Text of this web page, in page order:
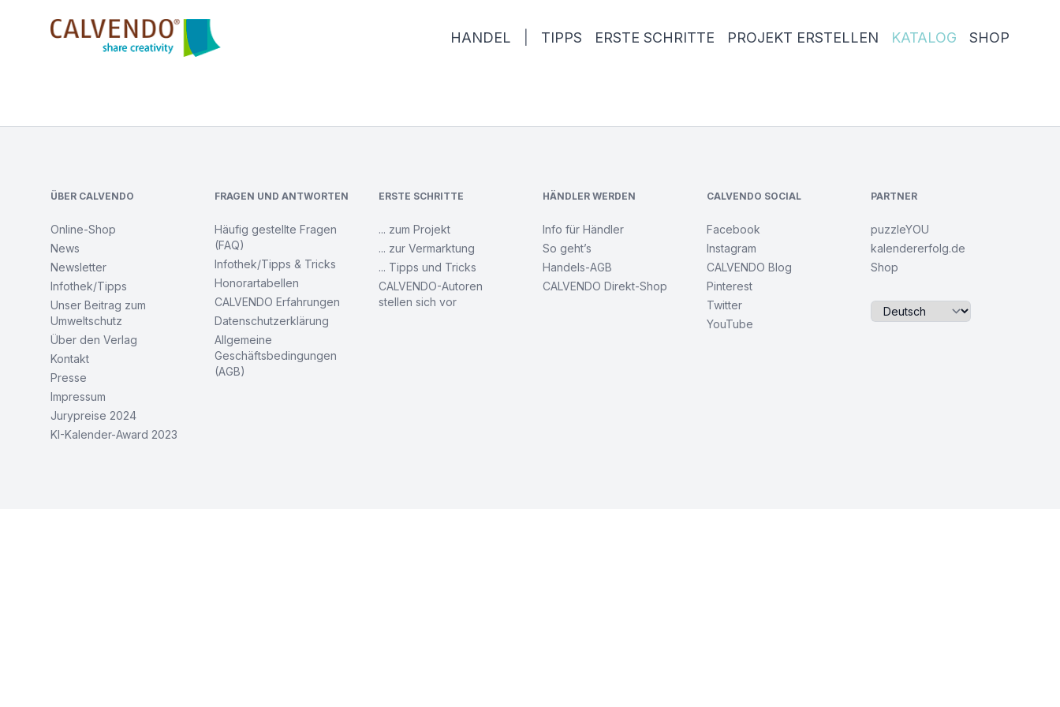
Calvendo
HANDEL TIPPS ERSTE SCHRITTE PROJEKT ERSTELLEN KATALOG SHOP
ÜBER CALVENDO
Online-Shop
News
Newsletter
Infothek/Tipps
Unser Beitrag zum
Umweltschutz
Über den Verlag
Kontakt
Presse
Impressum
Jurypreise 2024
KI-Kalender-Award 2023
FRAGEN UND ANTWORTEN
Häufig gestellte Fragen
(FAQ)
Infothek/Tipps & Tricks
Honorartabellen
CALVENDO Erfahrungen
Datenschutzerklärung
Allgemeine
Geschäftsbedingungen
(AGB)
ERSTE SCHRITTE
... zum Projekt
... zur Vermarktung
... Tipps und Tricks
CALVENDO-Autoren
stellen sich vor
HÄNDLER WERDEN
Info für Händler
So geht’s
Handels-AGB
CALVENDO Direkt-Shop
CALVENDO SOCIAL
Facebook
Instagram
CALVENDO Blog
Pinterest
Twitter
YouTube
PARTNER
puzzleYOU
kalendererfolg.de
Shop